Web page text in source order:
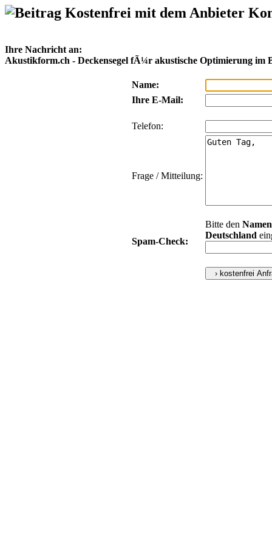
Kostenfrei mit dem Anbieter
Ihre Nachricht an:
Akustikform.ch - Deckensegel fÃ¼r akustische Optimierung im
Name:
Ihre E-Mail:
Telefon:
Frage / Mitteilung:
Spam-Check:
Bitte den Namen
Deutschland